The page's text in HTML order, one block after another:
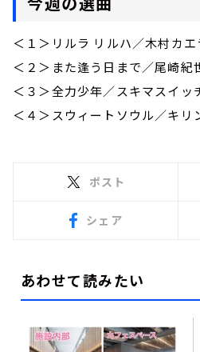
＜１＞リルラ リルハ／木村カエ
＜２＞また逢う日まで／尾崎紀
＜３＞全力少年／スキマスイッ
＜４＞スウィートソウル／キリ
ポスト
シェア
あわせて読みたい